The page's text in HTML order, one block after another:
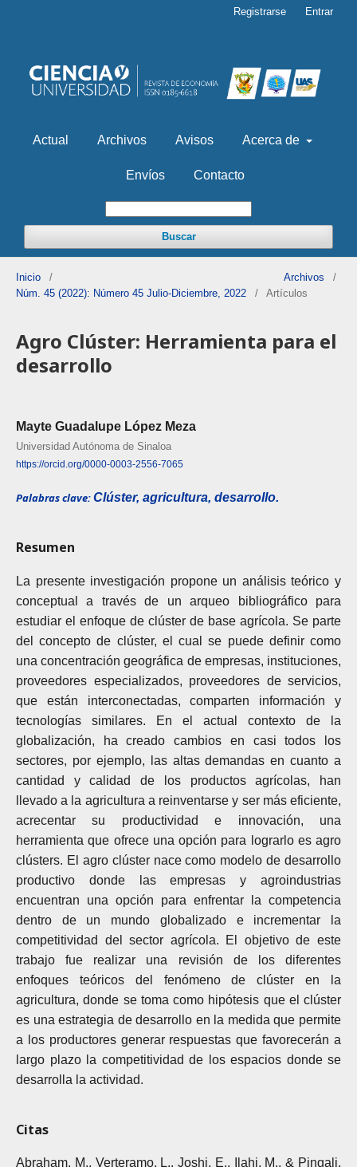
Actual Archivos Avisos Acerca de
Envíos Contacto
Buscar
Registrarse Entrar
Inicio / Archivos
/
Núm. 45 (2022): Número 45 Julio-Diciembre, 2022
/ Artículos
Agro Clúster: Herramienta para el
desarrollo
Mayte Guadalupe López Meza
Universidad Autónoma de Sinaloa
https://orcid.org/0000-0003-2556-7065
Palabras clave:Clúster, agricultura, desarrollo.
Resumen
La presente investigación propone un análisis teórico y
conceptual a través de un arqueo bibliográfico para
estudiar el enfoque de clúster de base agrícola. Se parte
del concepto de clúster, el cual se puede definir como
una concentración geográfica de empresas, instituciones,
proveedores especializados, proveedores de servicios,
que están interconectadas, comparten información y
tecnologías similares. En el actual contexto de la
globalización, ha creado cambios en casi todos los
sectores, por ejemplo, las altas demandas en cuanto a
cantidad y calidad de los productos agrícolas, han
llevado a la agricultura a reinventarse y ser más eficiente,
acrecentar su productividad e innovación, una
herramienta que ofrece una opción para lograrlo es agro
clústers. El agro clúster nace como modelo de desarrollo
productivo donde las empresas y agroindustrias
encuentran una opción para enfrentar la competencia
dentro de un mundo globalizado e incrementar la
competitividad del sector agrícola. El objetivo de este
trabajo fue realizar una revisión de los diferentes
enfoques teóricos del fenómeno de clúster en la
agricultura, donde se toma como hipótesis que el clúster
es una estrategia de desarrollo en la medida que permite
a los productores generar respuestas que favorecerán a
largo plazo la competitividad de los espacios donde se
desarrolla la actividad.
Citas
Abraham, M., Verteramo, L., Joshi, E., Ilahi, M., & Pingali,